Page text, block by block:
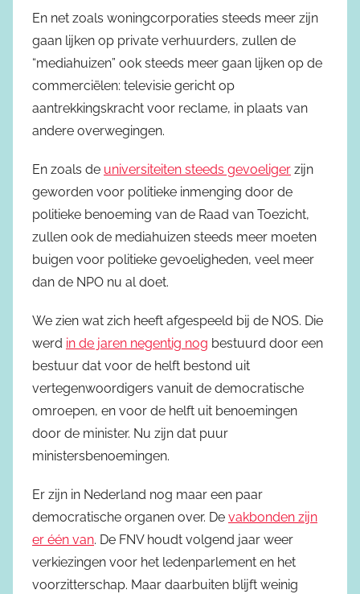
En net zoals woningcorporaties steeds meer zijn
gaan lijken op private verhuurders, zullen de
“mediahuizen” ook steeds meer gaan lijken op de
commerciëlen: televisie gericht op
aantrekkingskracht voor reclame, in plaats van
andere overwegingen.
En zoals de universiteiten steeds gevoeliger zijn
geworden voor politieke inmenging door de
politieke benoeming van de Raad van Toezicht,
zullen ook de mediahuizen steeds meer moeten
buigen voor politieke gevoeligheden, veel meer
dan de NPO nu al doet.
We zien wat zich heeft afgespeeld bij de NOS. Die
werd in de jaren negentig nog bestuurd door een
bestuur dat voor de helft bestond uit
vertegenwoordigers vanuit de democratische
omroepen, en voor de helft uit benoemingen
door de minister. Nu zijn dat puur
ministersbenoemingen.
Er zijn in Nederland nog maar een paar
democratische organen over. De vakbonden zijn
er één van. De FNV houdt volgend jaar weer
verkiezingen voor het ledenparlement en het
voorzitterschap. Maar daarbuiten blijft weinig